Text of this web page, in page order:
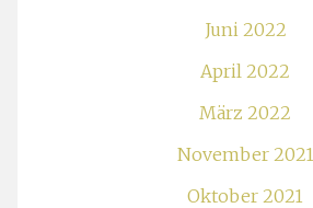
Juni 2022
April 2022
März 2022
November 2021
Oktober 2021